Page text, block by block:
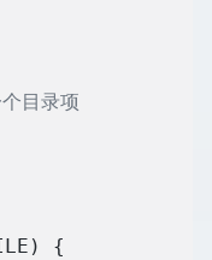
目录项
{